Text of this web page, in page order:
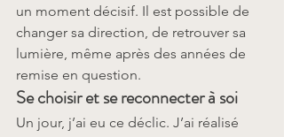
un moment décisif. Il est possible de
changer sa direction, de retrouver sa
lumière, même après des années de
remise en question.
Se choisir et se reconnecter à soi
Un jour, j’ai eu ce déclic. J’ai réalisé